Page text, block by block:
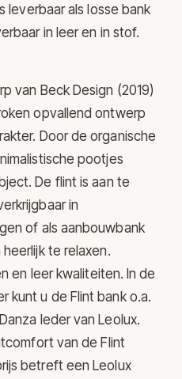
leverbaar als losse bank
in leer en in stof.
van Beck Design (2019)
opvallend ontwerp
Door de organische
pootjes
De flint is aan te
in
of als aanbouwbank
te relaxen.
en leer kwaliteiten. In de
kunt u de Flint bank o.a.
leder van Leolux.
van de Flint
betreft een Leolux